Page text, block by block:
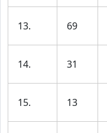
13. 69
14. 31
15. 13